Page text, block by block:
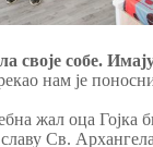
своје собе.
нам је
жал оца Гојка
славу Св.